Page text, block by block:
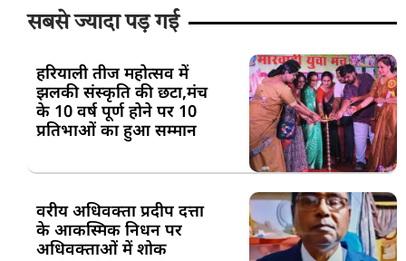
सबसे ज्यादा पड़ गई
हरियाली तीज महोत्सव में
झलकी संस्कृति की छटा,मंच
के 10 वर्ष पूर्ण होने पर 10
प्रतिभाओं का हुआ सम्मान
वरीय अधिवक्ता प्रदीप दत्ता
के आकस्मिक निधन पर
अधिवक्ताओं में शोक